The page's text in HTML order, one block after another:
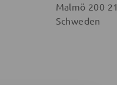
Malmö 200 21
Schweden